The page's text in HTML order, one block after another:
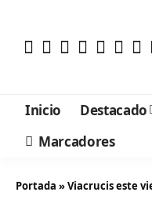
Inicio Destacado
Marcadores
Portada »Viacrucis este